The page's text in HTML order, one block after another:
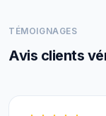
TÉMOIGNAGES
Avis clients